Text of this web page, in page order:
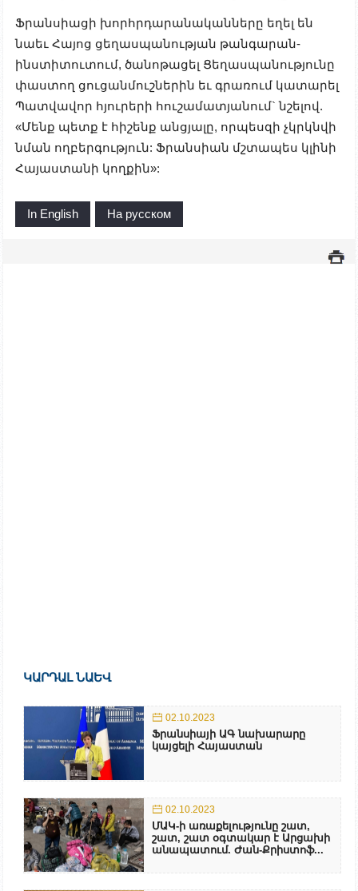
Ֆրանսիացի խորհրդարանականները եղել են
նաեւ Հայոց ցեղասպանության թանգարան-
ինստիտուտում, ծանոթացել Ցեղասպանությունը
փաստող ցուցանմուշներին եւ գրառում կատարել
Պատվավոր հյուրերի հուշամատյանում` նշելով.
«Մենք պետք է հիշենք անցյալը, որպեսզի չկրկնվի
նման ողբերգություն: Ֆրանսիան մշտապես կլինի
Հայաստանի կողքին»:
In English На русском
ԿԱՐԴԱԼ ՆԱԵՎ
02.10.2023
Ֆրանսիայի ԱԳ նախարարը
կայցելի Հայաստան
02.10.2023
ՄԱԿ-ի առաքելությունը շատ,
շատ, շատ օգտակար է Արցախի
անապատում. Ժան-Քրիստոֆ...